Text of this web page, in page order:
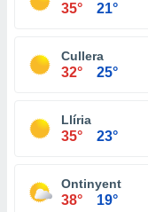
35° 21°
Cullera
32° 25°
Llíria
35° 23°
Ontinyent
38° 19°